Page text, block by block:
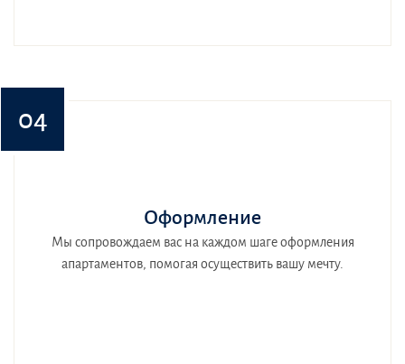
04
Оформление
Мы сопровождаем вас на каждом шаге оформления
апартаментов, помогая осуществить вашу мечту.